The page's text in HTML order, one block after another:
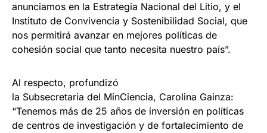
anunciamos en la Estrategia Nacional del Litio, y el
Instituto de Convivencia y Sostenibilidad Social, que
nos permitirá avanzar en mejores políticas de
cohesión social que tanto necesita nuestro país”.
Al respecto, profundizó
la Subsecretaria del MinCiencia, Carolina Gainza:
“Tenemos más de 25 años de inversión en políticas
de centros de investigación y de fortalecimiento de